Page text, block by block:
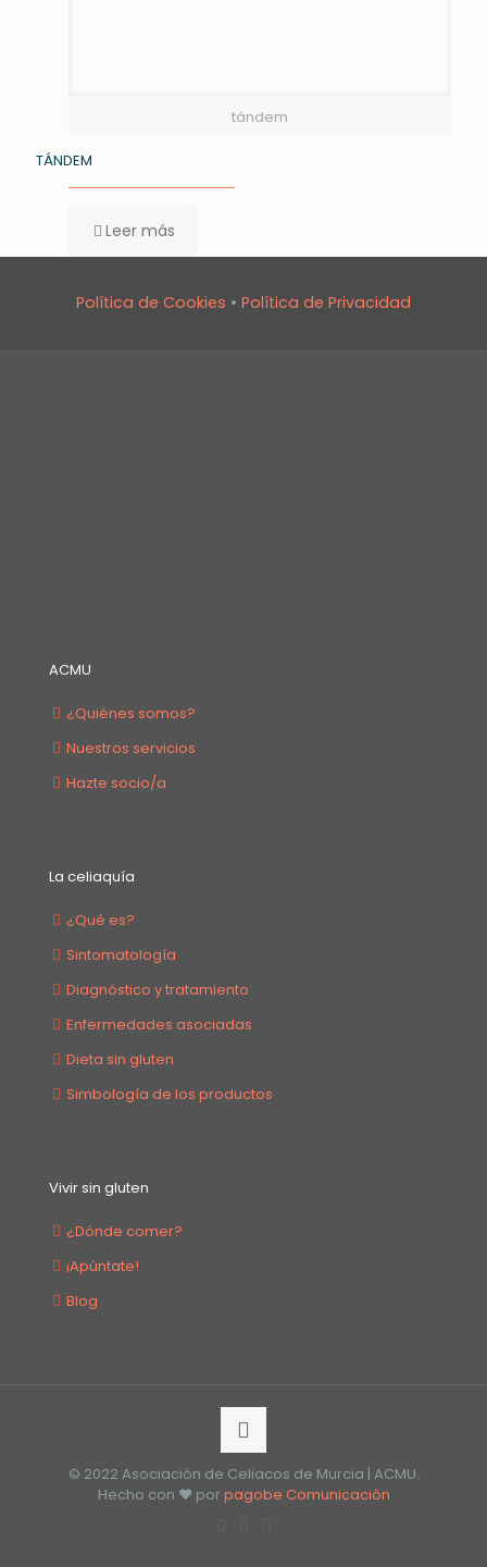
tándem
TÁNDEM
Leer más
Política de Cookies • Política de Privacidad
ACMU
¿Quiénes somos?
Nuestros servicios
Hazte socio/a
La celiaquía
¿Qué es?
Sintomatología
Diagnóstico y tratamiento
Enfermedades asociadas
Dieta sin gluten
Simbología de los productos
Vivir sin gluten
¿Dónde comer?
¡Apúntate!
Blog
© 2022 Asociación de Celiacos de Murcia | ACMU.
Hecho con ❤️ por pagobe Comunicación